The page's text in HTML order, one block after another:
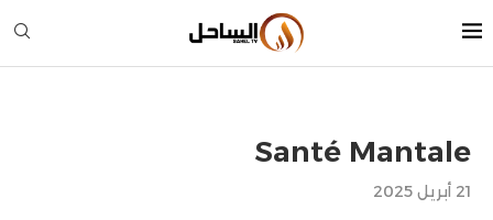
Santé Mantale
21 أبريل 2025